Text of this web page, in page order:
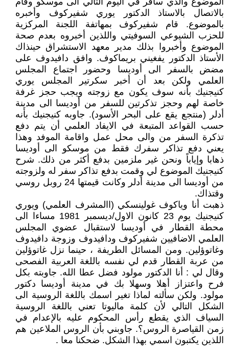
بالاتصال بالاستاذ الدكتور يوري شفيركوف وأخبره
بالموضوع. قام شفيركوف بمهاتفة اللجنة المركزية
للحزب الشيوعي السوفيتي واللذين أخبروه بعدم صحة
الموضوع وأخبروا بذلك مدير معهد الاستشراق حينذاك
الأستاذ الدكتور يفغيني بريماكوف. وافق دافيدوف على
مضض بالسفر الى أوديسا وحضور اجتماع المجلس
العلمي ولكن بعد أن أخبر سكرتير المجلس يوري
كنيجنيك بأنه سوف يكون مع زوجته ويجب حجز غرفة
خاصة لهم وحجز تذكرتين للسفر من أوديسا الى مدينة
أدلر (منتجع يقع على البحر الأسود). جاوبه كنيجنيك بأنه
حسب القواعد المتبعة في الايفاد العلمي أن يتم دفع
تذكرة السفر من والى محل عمل واقامة الموفد وهذا
يعني دفع تذاكر سفرك فقط من موسكو الى أوديسا
ذهابا وإياباً ونحن غير ملزمين بدفع أكثر من ذلك. شرح
كنيجنيك الموضوع لي وقمت بدفع تذاكر سفر له ولزوجته
من أوديسا الى مدينة أدلر وكانت قيمتها 24 روبل روسي
وقتذاك.
ذهبت أنا وياكوف غولينسكي (االمشرف العلمي) ويوري
كنيجنيك يوم 23 كانون الاول/ديسمبر 1981 مساءا الى
محطة القطار في أوديسا لاستقبال عضوي المجلس
العلمي الاضافيين شفيركوف ودافيدوف وزوجة دافيدوف
وغاتوؤلين. ومن المسائل الطريفة ، حينما نزل غاتوؤلين
من عربة القطار قدم لي نفسه باللغة العربية الفصحى
وقال لي : أنا الدكتور مولود فضل عطا الله. جاوبته بكل
فرح واعتزاز أهلا وسهلا بك في مدينة أوديسا دكتور
مولود. ولكن سألته لماذا تغير اسمك باللغة الروسية الى
الشكل التالي لأن كلمة ماليوتا تعني باللغة الروسية
السياف الذي يقطع رأس المحكوم عليه بالإعدام في
زمن القياصرة الروس؟. جاوبني بأن الروس الملاعين هم
اللذين يكتبون اسمي بهذا الشكل. ضحكنا معا .